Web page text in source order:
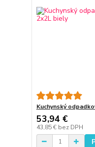
Kuchynský
53,94 €
43,85 € bez DPH